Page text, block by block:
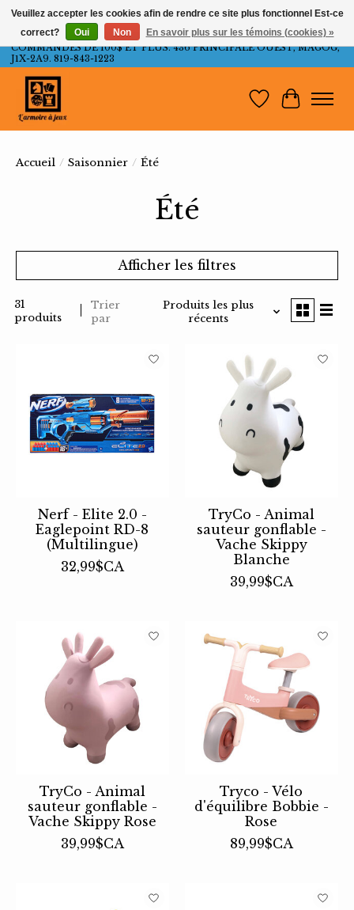
LIVRAISON GRATUITE AU QUÉBEC ET ONTARIO POUR LES
COMMANDES DE 100$ ET PLUS. 436 PRINCIPALE OUEST, MAGOG,
J1X-2A9. 819-843-1223
Liste dePanier
Accueil / Saisonnier / Été
Été
Afficher les filtres
31
produits
Trier
par
Produits les plus
récents
Nerf - Elite 2.0 -
Eaglepoint RD-8
(Multilingue)
32,99$CA
TryCo - Animal
sauteur gonflable -
Vache Skippy
Blanche
39,99$CA
TryCo - Animal
sauteur gonflable -
Vache Skippy Rose
39,99$CA
Tryco - Vélo
d'équilibre Bobbie -
Rose
89,99$CA
Veuillez accepter les cookies afin de rendre ce site plus fonctionnel Est-ce
correct?
Oui Non En savoir plus sur les témoins (cookies) »